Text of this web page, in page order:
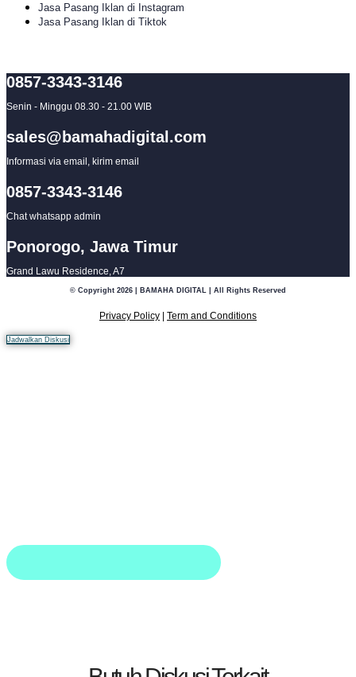
Jasa Pasang Iklan di Instagram
Jasa Pasang Iklan di Tiktok
0857-3343-3146
Senin - Minggu 08.30 - 21.00 WIB
sales@bamahadigital.com
Informasi via email, kirim email
0857-3343-3146
Chat whatsapp admin
Ponorogo, Jawa Timur
Grand Lawu Residence, A7
© Copyright 2026 | BAMAHA DIGITAL | All Rights Reserved
Privacy Policy | Term and Conditions
Jadwalkan Diskusi